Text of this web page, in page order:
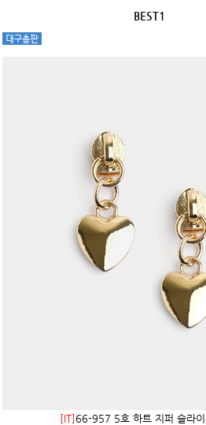
BEST1
[IT]66-957 5호 하트 지퍼 슬라이